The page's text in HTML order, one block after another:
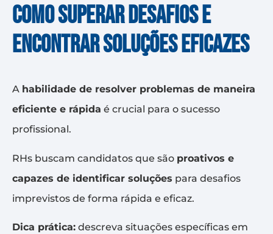
como superar desafios e
encontrar soluções eficazes
A habilidade de resolver problemas de maneira
eficiente e rápida é crucial para o sucesso
profissional.
RHs buscam candidatos que são proativos e
capazes de identificar soluções para desafios
imprevistos de forma rápida e eficaz.
Dica prática: descreva situações específicas em